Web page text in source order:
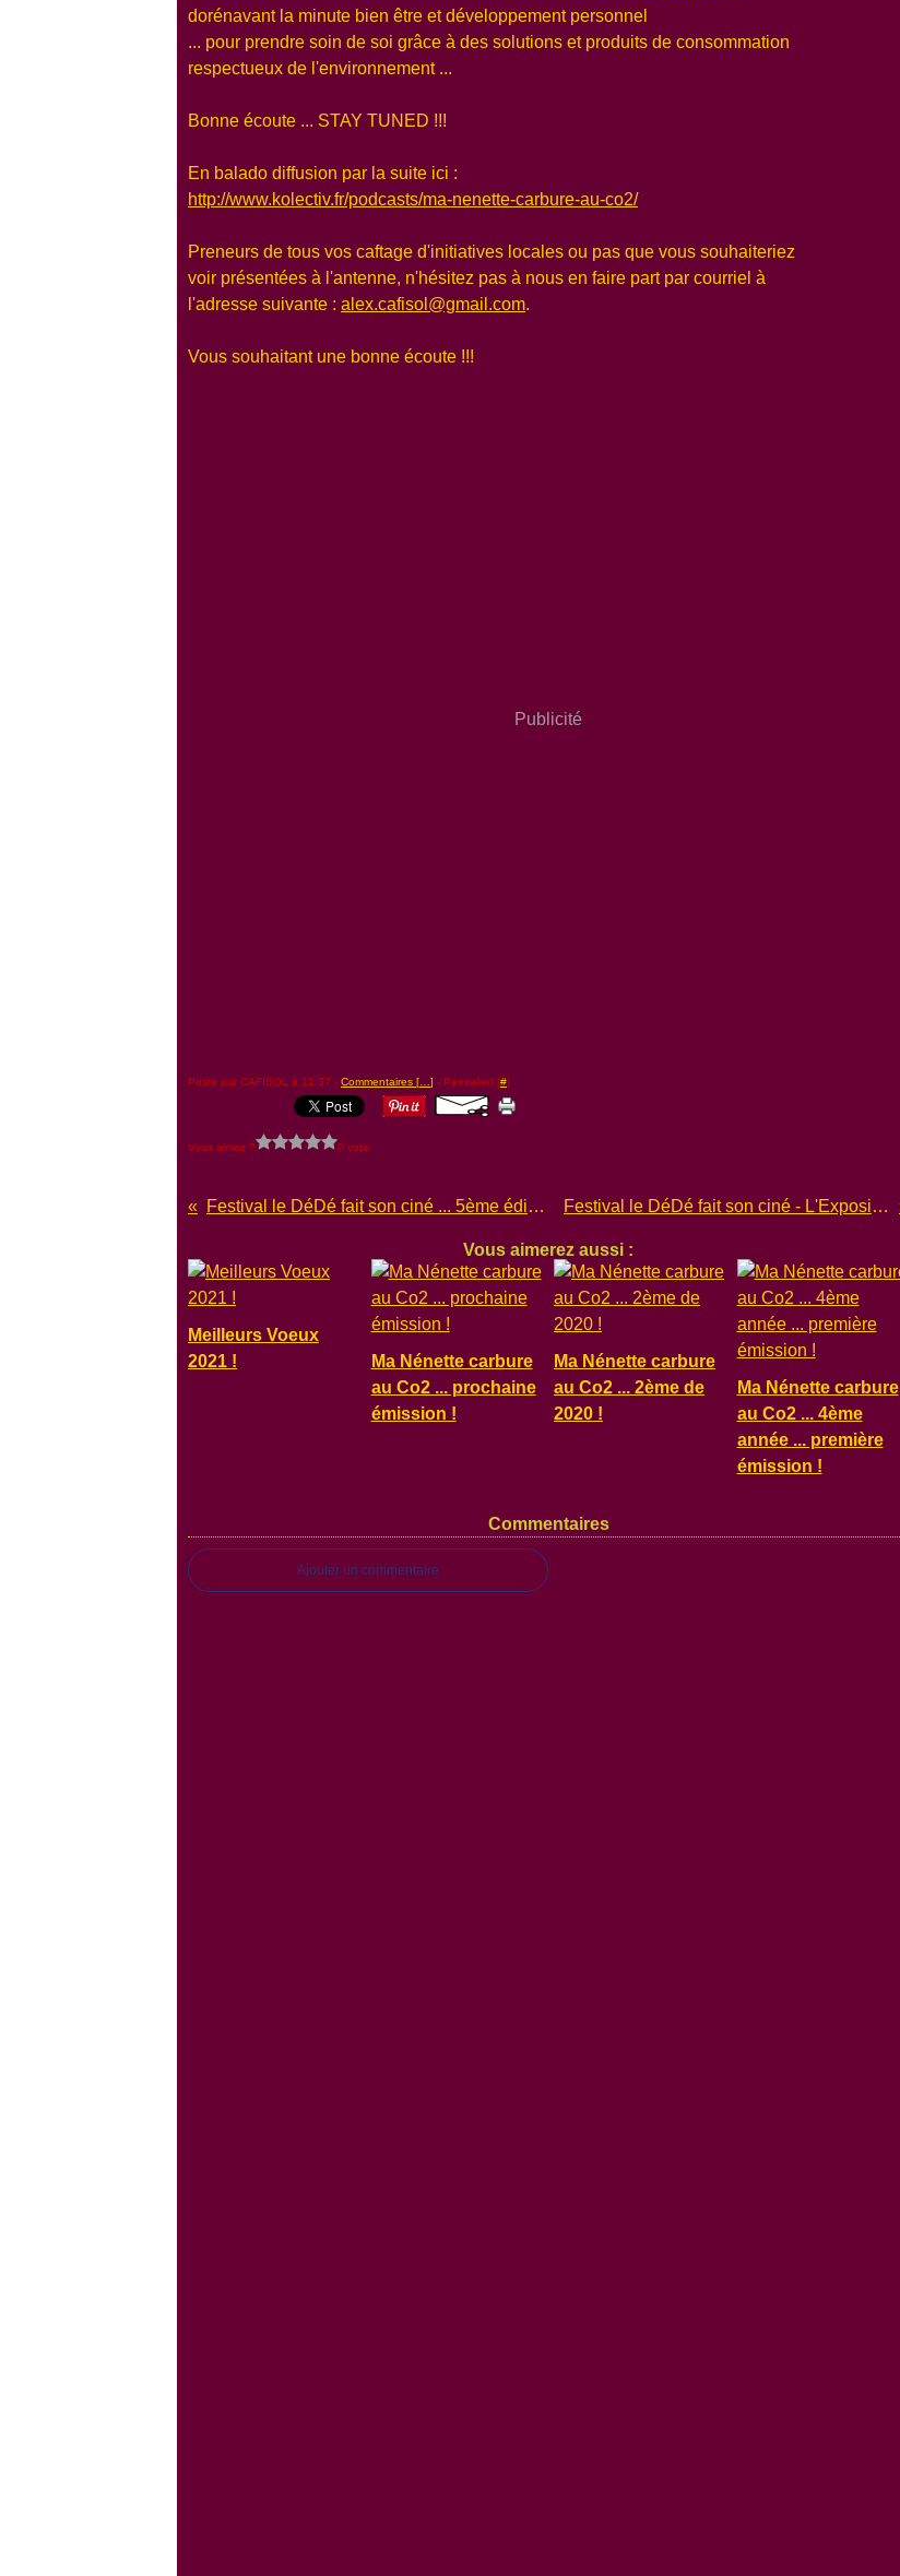
dorénavant la minute bien être et développement personnel
... pour prendre soin de soi grâce à des solutions et produits de consommation
respectueux de l'environnement ...
Bonne écoute ... STAY TUNED !!!
En balado diffusion par la suite ici :
http://www.kolectiv.fr/podcasts/ma-nenette-carbure-au-co2/
Preneurs de tous vos caftage d'initiatives locales ou pas que vous souhaiteriez
voir présentées à l'antenne, n'hésitez pas à nous en faire part par courriel à
l'adresse suivante : alex.cafisol@gmail.com.
Vous souhaitant une bonne écoute !!!
Publicité
Posté par CAFISOL à 12:37 - Commentaires [ ] - Permalien [#]
Vous aimez ? 0 vote
Festival le DéDé fait son ciné ... 5ème édition Festival le DéDé fait son ciné - L'Exposition
Vous aimerez aussi :
Meilleurs Voeux
2021 !
Ma Nénette carbure
au Co2 ... prochaine
émission !
Ma Nénette carbure
au Co2 ... 2ème de
2020 !
Ma Nénette carbure
au Co2 ... 4ème
année ... première
émission !
Commentaires
Ajouter un commentaire